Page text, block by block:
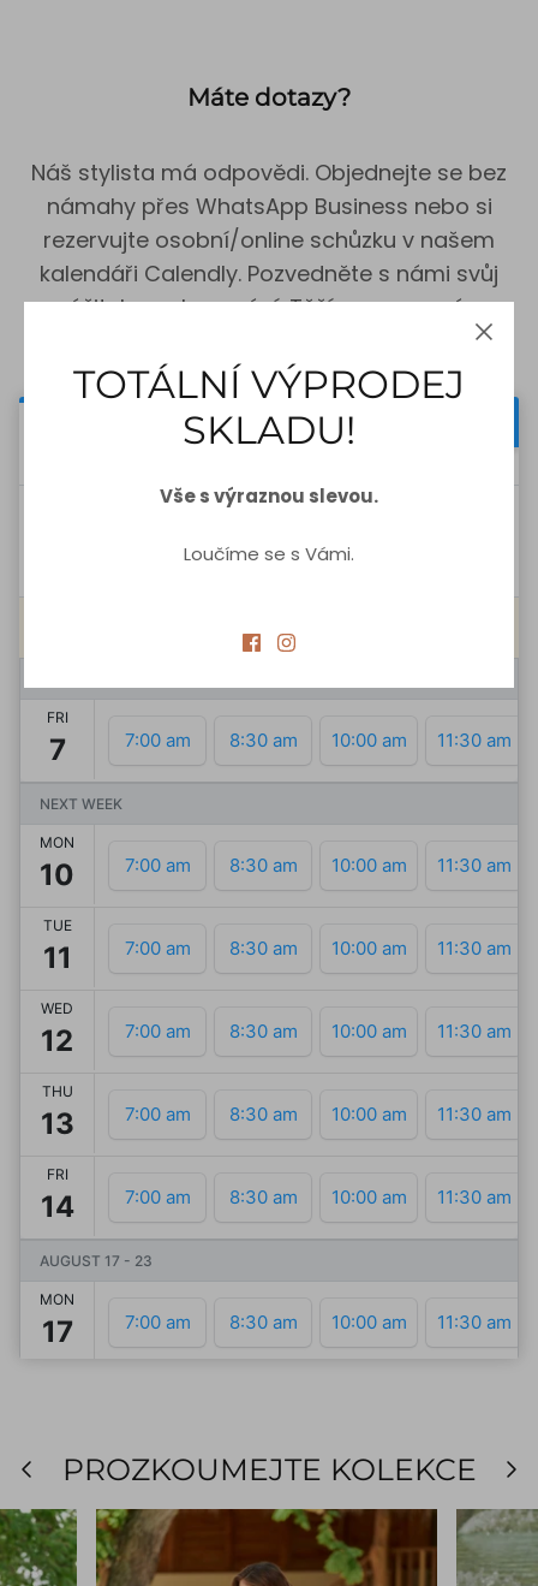
Máte dotazy?
Náš stylista má odpovědi. Objednejte se bez
námahy přes WhatsApp Business nebo si
rezervujte osobní/online schůzku v našem
kalendáři Calendly. Pozvedněte s námi svůj
zážitek z nakupování. Těšíme se na vás.
PROZKOUMEJTE KOLEKCE
TOTÁLNÍ VÝPRODEJ
SKLADU!
Vše s výraznou slevou.
Loučíme se s Vámi.